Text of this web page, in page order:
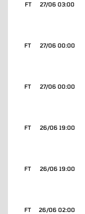
27/06 03:00
FT
27/06 00:00
FT
27/06 00:00
FT
26/06 19:00
FT
26/06 19:00
FT
26/06 02:00
FT